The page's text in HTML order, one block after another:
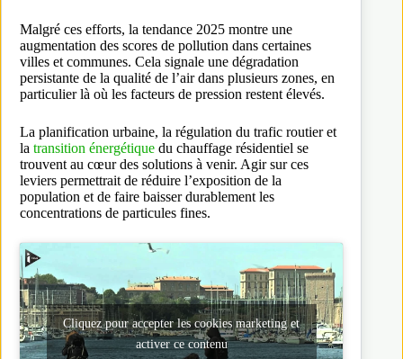
Malgré ces efforts, la tendance 2025 montre une
augmentation des scores de pollution dans certaines
villes et communes. Cela signale une dégradation
persistante de la qualité de l’air dans plusieurs zones, en
particulier là où les facteurs de pression restent élevés.
La planification urbaine, la régulation du trafic routier et
la transition énergétique du chauffage résidentiel se
trouvent au cœur des solutions à venir. Agir sur ces
leviers permettrait de réduire l’exposition de la
population et de faire baisser durablement les
concentrations de particules fines.
Cliquez pour accepter les cookies marketing et
activer ce contenu